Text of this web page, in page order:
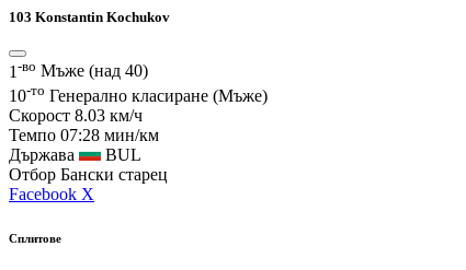
103 Konstantin Kochukov
1 -во Мъже (над 40)
10-то Генерално класиране (Мъже)
Скорост 8.03 км/ч
Темпо 07:28 мин/км
Държава
BUL
Отбор Бански старец
Facebook X
Сплитове